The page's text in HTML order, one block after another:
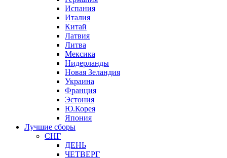
Испания
Италия
Китай
Латвия
Литва
Мексика
Нидерланды
Новая Зеландия
Украина
Франция
Эстония
Ю.Корея
Япония
Лучшие сборы
СНГ
ДЕНЬ
ЧЕТВЕРГ